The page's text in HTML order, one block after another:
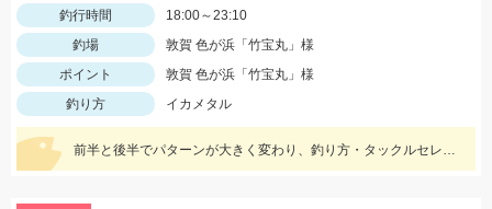
釣行時間
18:00～23:10
釣場
敦賀 色が浜「竹宝丸」様
ポイント
敦賀 色が浜「竹宝丸」様
釣り方
イカメタル
前半と後半でパターンが大きく変わり、釣り方・タックルセレクトで釣果に差が出た日でした。最近の傾向としてケイムラ系カラーは必須ですので必ず持って行ってください。